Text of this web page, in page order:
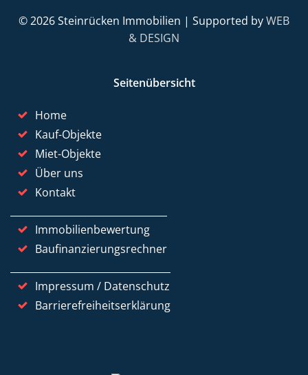
© 2026 Steinrücken Immobilien | Supported byWEB
& DESIGN
Seitenübersicht
Home
Kauf-Objekte
Miet-Objekte
Über uns
Kontakt
Immobilienbewertung
Baufinanzierungsrechner
Impressum / Datenschutz
Barrierefreiheitserklärung